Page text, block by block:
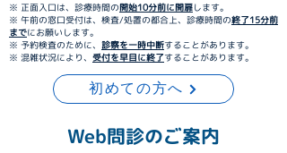
※ 正面入口は、診療時間の開始10分前に開扉します。
※ 午前の窓口受付は、検査/処置の都合上、診療時間の終了15分前
までにお願いします。
※ 予約検査のために、 診察を一時中断することがあります。
※ 混雑状況により、 受付を早目に終了することがあります。
初めての方へ
Web問診のご案内